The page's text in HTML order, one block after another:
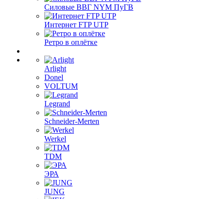
Силовые ВВГ NYM ПуГВ
Интернет FTP UTP
Ретро в оплётке
Arlight
Donel
VOLTUM
Legrand
Schneider-Merten
Werkel
TDM
ЭРА
JUNG